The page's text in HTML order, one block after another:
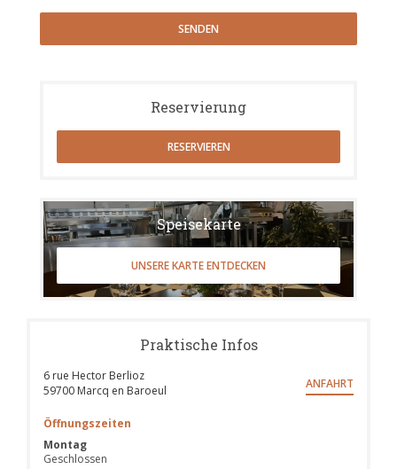
Reservierung
RESERVIEREN
Speisekarte
UNSERE KARTE ENTDECKEN
Praktische Infos
6 rue Hector Berlioz
59700 Marcq en Baroeul
ANFAHRT
Öffnungszeiten
Montag
Geschlossen